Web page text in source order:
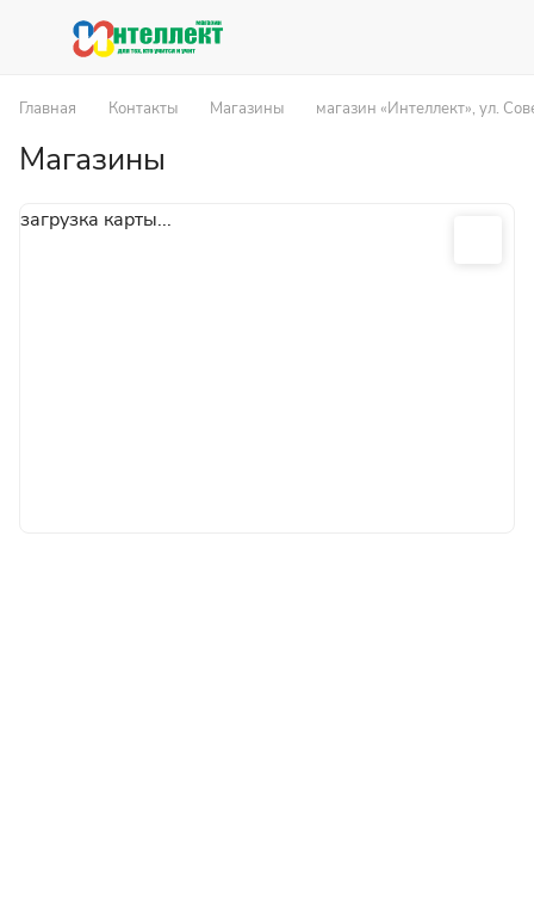
Главная Контакты Магазины магазин «Интеллект», ул.
Магазины
загрузка карты...